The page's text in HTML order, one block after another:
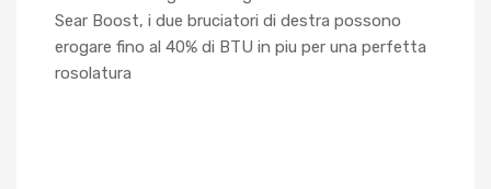
Sear Boost, i due bruciatori di destra possono
erogare fino al 40% di BTU in piu per una perfetta
rosolatura